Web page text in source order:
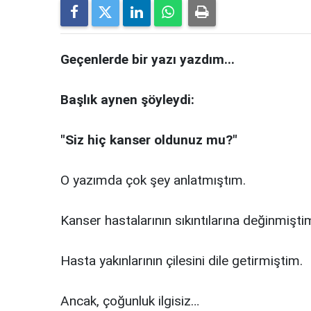
Geçenlerde bir yazı yazdım...
Başlık aynen şöyleydi:
"Siz hiç kanser oldunuz mu?"
O yazımda çok şey anlatmıştım.
Kanser hastalarının sıkıntılarına
Hasta yakınlarının çilesini dile getirmiştim.
Ancak, çoğunluk ilgisiz…